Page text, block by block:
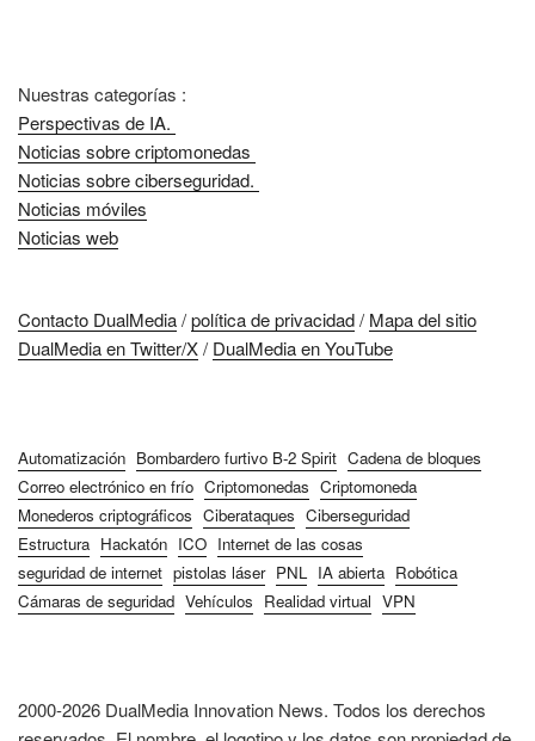
Nuestras categorías :
Perspectivas de IA.
Noticias sobre criptomonedas
Noticias sobre ciberseguridad.
Noticias móviles
Noticias web
Contacto DualMedia/política de privacidad/ Mapa del sitio
DualMedia en Twitter/X/ DualMedia en YouTube
Automatización Bombardero furtivo B-2 Spirit Cadena de bloques
Correo electrónico en frío Criptomonedas Criptomoneda
Monederos criptográficos Ciberataques Ciberseguridad
Estructura Hackatón ICO Internet de las cosas
seguridad de internet pistolas láser PNL IA abierta Robótica
Cámaras de seguridad Vehículos Realidad virtual VPN
2000-2026 DualMedia Innovation News. Todos los derechos